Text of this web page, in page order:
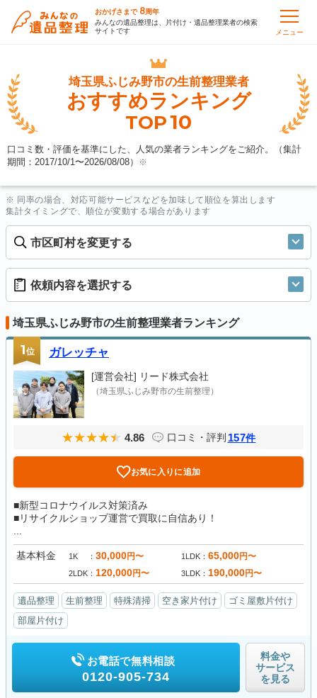
おかげさまで 8周年
みんなの遺品整理は、片付け・遺品整理業者の検索
サイトです
メニュー
埼玉県ふじみ野市の生前整理業者
おすすめランキング
TOP10
口コミ数・評価を基準にした、人気の業者ランキングをご紹介。（集計
期間：2017/10/1〜2026/08/08） ※
※ 同率の場合、対応可能サービスなどを加味して順位を算出します
集計タイミングで、順位が変動する場合があります
市区町村を変更する
依頼内容を選択する
埼玉県ふじみ野市の生前整理業者ランキング
1位 ガレッチャ
[運営会社] リード株式会社
（埼玉県ふじみ野市の生前整理）
4.86 口コミ・評判 157件
お気に入りに追加
■新型コロナウイルス対策済み
■リサイクルショップ運営で買取に自信あり！
基本料金 1K 30,000円〜 1LDK 65,000円〜
2LDK 120,000円〜 3LDK 190,000円〜
遺品整理 生前整理 特殊清掃 空き家片付け
ゴミ屋敷片付け
部屋片付け
お電話で無料相談
0120-905-734
料金や
サービス
を見る